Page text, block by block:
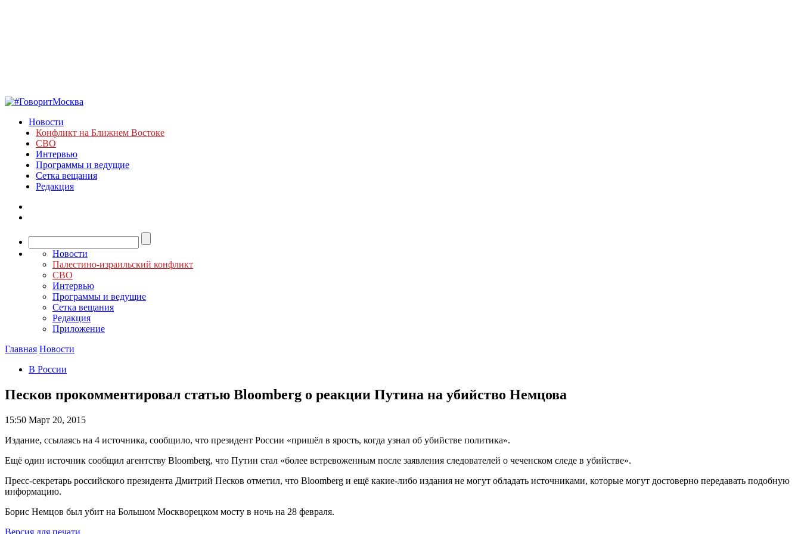
Новости
Конфликт на Ближнем Востоке
СВО
Интервью
Программы и ведущие
Сетка вещания
Редакция
Новости
Палестино-израильский конфликт
СВО
Интервью
Программы и ведущие
Сетка вещания
Редакция
Приложение
Главная Новости
В России
Песков прокомментировал статью Bloomberg о реакции Путина на убийство Немцова
15:50 Март 20, 2015
Издание, ссылаясь на 4 источника, сообщило, что президент России «пришёл в ярость, когда узнал об убийстве политика».
Ещё один источник сообщил агентству Bloomberg, что Путин стал «более встревоженным после заявления следователей о чеченском следе в убийстве».
Пресс-секретарь российского президента Дмитрий Песков отметил, что Bloomberg и ещё какие-либо издания не могут обладать источниками, которые могут достоверно передавать подобную
информацию.
Борис Немцов был убит на Большом Москворецком мосту в ночь на 28 февраля.
Версия для печати